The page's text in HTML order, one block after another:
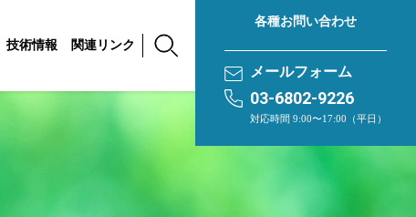
技術情報 関連リンク
各種お問い合わせ
メールフォーム
03-6802-9226
対応時間 9:00〜17:00（平日）